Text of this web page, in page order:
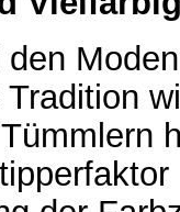
den